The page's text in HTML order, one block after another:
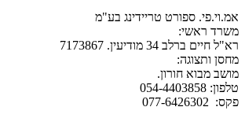
אמ.וי.פי. ספורט טריידינג בע"מ
:משרד ראשי
רא"ל חיים ברלב 34 מודיעין. 7173867
:מחסן ותצוגה
.מושב מבוא חורון
054-4403858 :טלפון
077-6426302 :פקס